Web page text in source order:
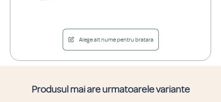
Alege alt nume pentru bratara
Produsul mai are urmatoarele variante